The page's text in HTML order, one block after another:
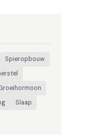
Spieropbouw
Slaap